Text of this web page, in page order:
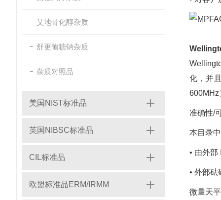
艾地骨化醇杂质
舒更葡糖钠杂质
杂质对照品
美国NIST标准品
英国NIBSC标准品
CIL标准品
欧盟标准品ERM/IRMM
化，并
600MHz
准确性/
本目录
• 由外
• 外部
微量天